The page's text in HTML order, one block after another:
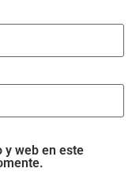
y web en este